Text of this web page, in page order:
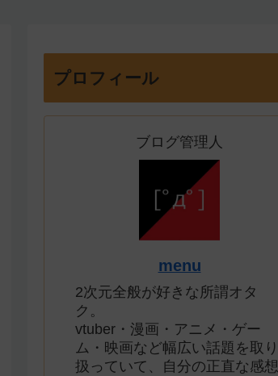
プロフィール
ブログ管理人
menu
2次元全般が好きな所謂オタ
ク。
vtuber・漫画・アニメ・ゲー
ム・映画など幅広い話題を取り
扱っていて、自分の正直な感想